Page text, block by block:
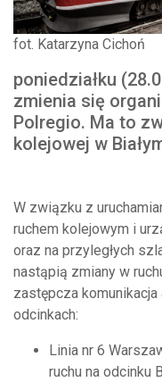
fot. Katarzyna Cichoń
poniedziałku
zmienia się
Polregio. Ma to
kolejowej w
W związku z
ruchem kolejowym i
oraz na przyległych
nastąpią zmiany w
zastępcza
odcinkach:
Linia nr 6
ruchu na odcinku